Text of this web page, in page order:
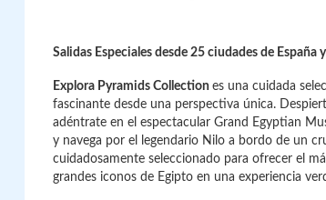
Salidas Especiales desde 25 ciudades de España
Explora Pyramids Collection es una cuidada
fascinante desde una perspectiva única.
adéntrate en el espectacular Grand Egyptian
y navega por el legendario Nilo a bordo de un
cuidadosamente seleccionado para ofrecer el
grandes iconos de Egipto en una experiencia